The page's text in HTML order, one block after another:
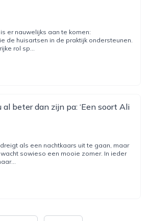
er nauwelijks aan te komen:
de huisartsen in de praktijk ondersteunen.
rol sp...
beter dan zijn pa: ‘Een soort Ali
als een nachtkaars uit te gaan, maar
sowieso een mooie zomer. In ieder